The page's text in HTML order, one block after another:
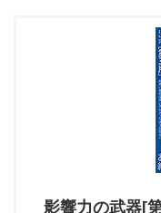
影響力の武器[